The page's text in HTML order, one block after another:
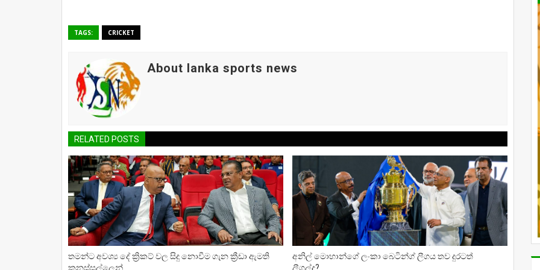
TAGS: CRICKET
About lanka sports news
RELATED POSTS
තමන්ට අවශ්‍ය දේ ක්‍රිකට් වල සිදු නොවීම ගැන ක්‍රීඩා ඇමති
කනස්සල්ලෙන්
අනිල් මොහාන්ගේ ලංකා බෙටින්ග් ලීගය තව දුරටත්
ලීගල්ද?